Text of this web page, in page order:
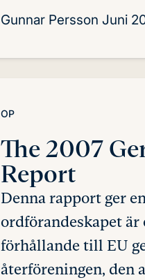
Gunnar Persson Juni
OP
The 2007
Report
Denna rapport ger
ordförandeskapet
förhållande till EU
återföreningen, den